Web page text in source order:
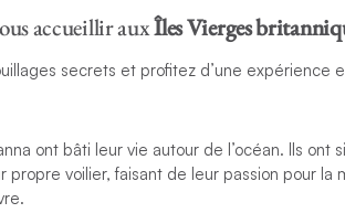
accueillir auxÎles Vierges
secrets et profitez d’une expérience
ont bâti leur vie autour de l’océan. Ils ont
voilier, faisant de leur passion pour la